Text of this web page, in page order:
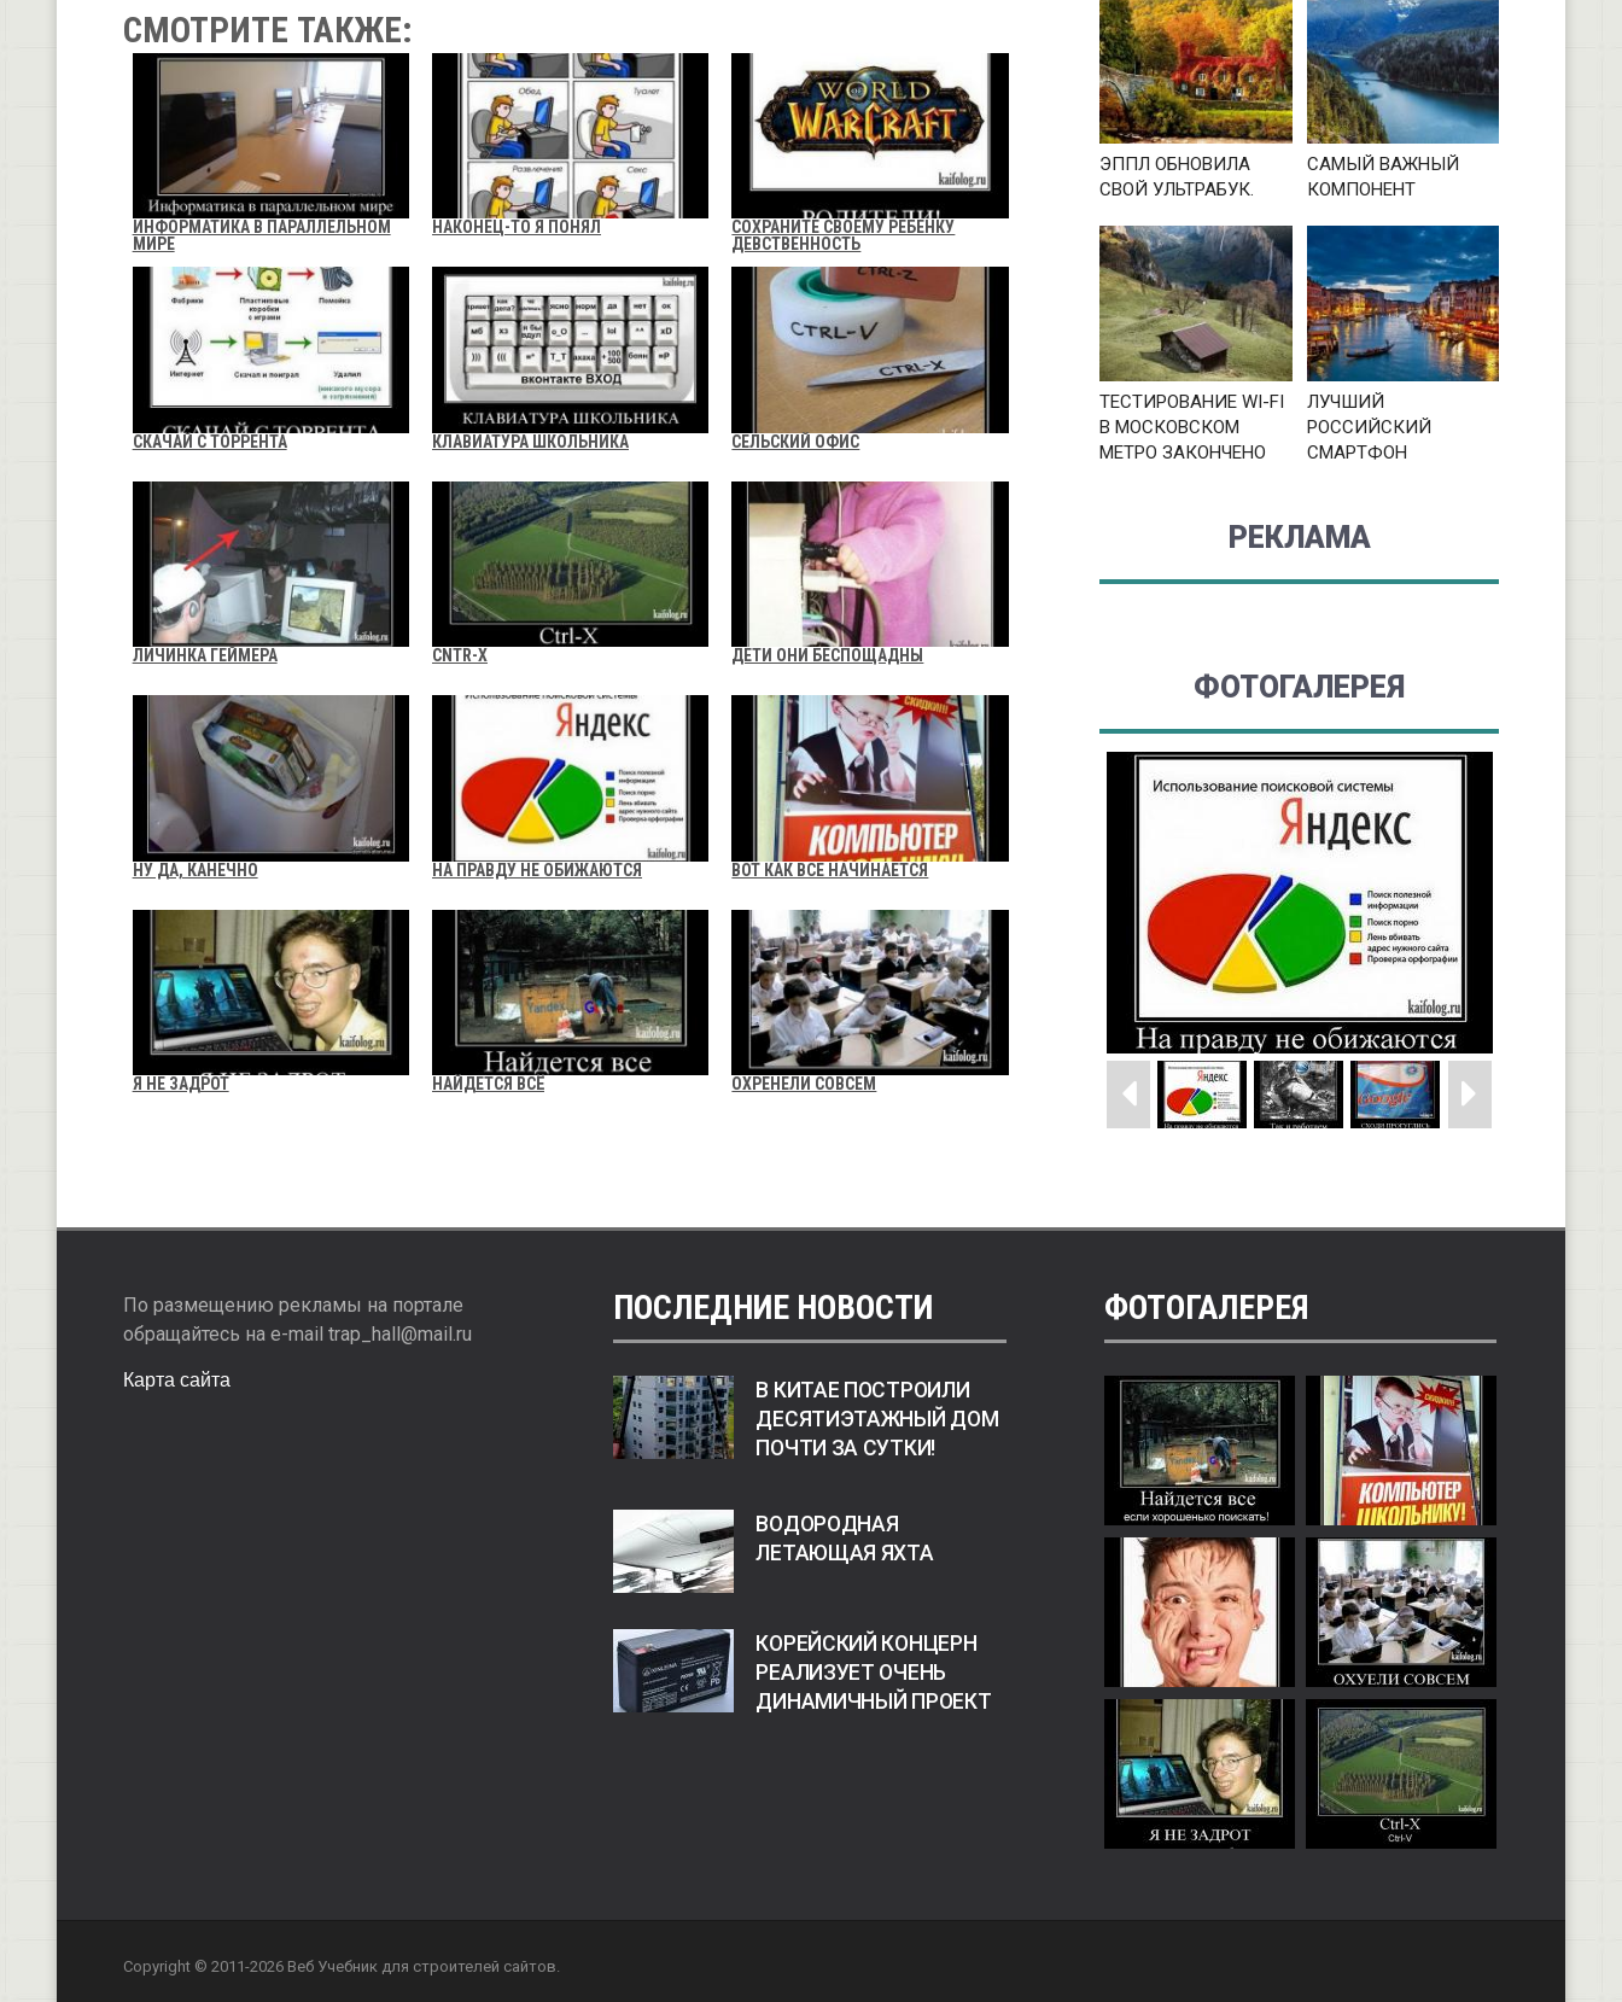
СМОТРИТЕ ТАКЖЕ:
ИНФОРМАТИКА В ПАРАЛЛЕЛЬНОМ
МИРЕ
НАКОНЕЦ-ТО Я ПОНЯЛ
СОХРАНИТЕ СВОЕМУ РЕБЕНКУ
ДЕВСТВЕННОСТЬ
СКАЧАЙ С ТОРРЕНТА КЛАВИАТУРА ШКОЛЬНИКА СЕЛЬСКИЙ ОФИС
ЛИЧИНКА ГЕЙМЕРА CNTR-X ДЕТИ ОНИ БЕСПОЩАДНЫ
НУ ДА, КАНЕЧНО НА ПРАВДУ НЕ ОБИЖАЮТСЯ ВОТ КАК ВСЕ НАЧИНАЕТСЯ
Я НЕ ЗАДРОТ НАЙДЕТСЯ ВСЁ ОХРЕНЕЛИ СОВСЕМ
ЭППЛ ОБНОВИЛА
СВОЙ УЛЬТРАБУК.
САМЫЙ ВАЖНЫЙ
КОМПОНЕНТ
ТЕСТИРОВАНИЕ WI-FI
В МОСКОВСКОМ
МЕТРО ЗАКОНЧЕНО
ЛУЧШИЙ
РОССИЙСКИЙ
СМАРТФОН
РЕКЛАМА
ФОТОГАЛЕРЕЯ
По размещению рекламы на портале
обращайтесь на e-mail trap_hall@mail.ru
Карта сайта
ПОСЛЕДНИЕ НОВОСТИ
В КИТАЕ ПОСТРОИЛИ
ДЕСЯТИЭТАЖНЫЙ ДОМ
ПОЧТИ ЗА СУТКИ!
ВОДОРОДНАЯ
ЛЕТАЮЩАЯ ЯХТА
КОРЕЙСКИЙ КОНЦЕРН
РЕАЛИЗУЕТ ОЧЕНЬ
ДИНАМИЧНЫЙ ПРОЕКТ
ФОТОГАЛЕРЕЯ
Copyright © 2011-2026 Веб Учебник для строителей сайтов.